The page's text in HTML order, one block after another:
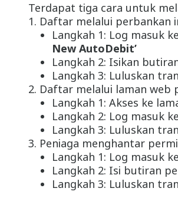
Terdapat tiga cara untuk
1. Daftar melalui perbankan
Langkah 1: Log masuk
New AutoDebit’
Langkah 2: Isikan
Langkah 3: Luluskan
2. Daftar melalui laman web
Langkah 1: Akses ke
Langkah 2: Log masuk
Langkah 3: Luluskan
3. Peniaga menghantar
Langkah 1: Log masuk
Langkah 2: Isi butiran
Langkah 3: Luluskan